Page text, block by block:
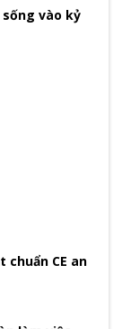
vào kỷ
chuẩn CE an